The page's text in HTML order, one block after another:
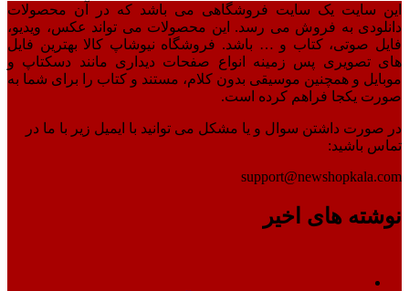
این سایت یک سایت فروشگاهی می باشد که در آن محصولات
دانلودی به فروش می رسد. این محصولات می تواند عکس، ویدیو،
فایل صوتی، کتاب و … باشد. فروشگاه نیوشاپ کالا بهترین فایل
های تصویری پس زمینه انواع صفحات دیداری مانند دسکتاپ و
موبایل و همچنین موسیقی بدون کلام، مستند و کتاب را برای شما به
صورت یکجا فراهم کرده است.
در صورت داشتن سوال و یا مشکل می توانید با ایمیل زیر با ما در
تماس باشید:
support@newshopkala.com
نوشته های اخیر